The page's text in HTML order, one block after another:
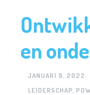
en
JANUARI 9, 2022
LEIDERSCHAP,